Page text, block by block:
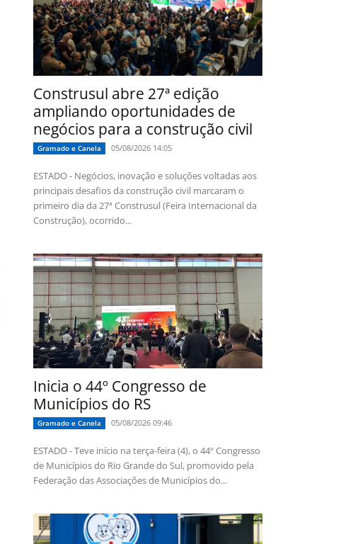
Construsul abre 27ª edição
ampliando oportunidades de
negócios para a construção civil
Gramado e Canela 05/08/2026 14:05
ESTADO - Negócios, inovação e soluções voltadas aos
principais desafios da construção civil marcaram o
primeiro dia da 27ª Construsul (Feira Internacional da
Construção), ocorrido...
Inicia o 44º Congresso de
Municípios do RS
Gramado e Canela 05/08/2026 09:46
ESTADO - Teve início na terça-feira (4), o 44º Congresso
de Municípios do Rio Grande do Sul, promovido pela
Federação das Associações de Municípios do...